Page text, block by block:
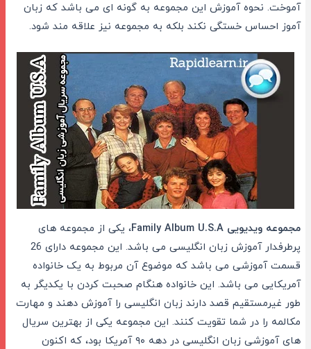
آموخت. نحوه آموزش این مجموعه به گونه ای می باشد که زبان
آموز احساس خستگی نکند بلکه به مجموعه نیز علاقه مند شود.
مجموعه ویدیویی Family Album U.S.A
، یکی از مجموعه های
پرطرفدار آموزش زبان انگلیسی می باشد. این مجموعه دارای 26
قسمت آموزشی می باشد که موضوع آن مربوط به یک خانواده
آمریکایی می باشد. این خانواده هنگام صحبت کردن با یکدیگر به
طور غیرمستقیم قصد دارند زبان انگلیسی را آموزش دهند و مهارت
مکالمه را در شما تقویت کنند. این مجموعه یکی از بهترین سریال
های آموزشی زبان انگلیسی در دهه ۹۰ آمریکا بود، که اکنون